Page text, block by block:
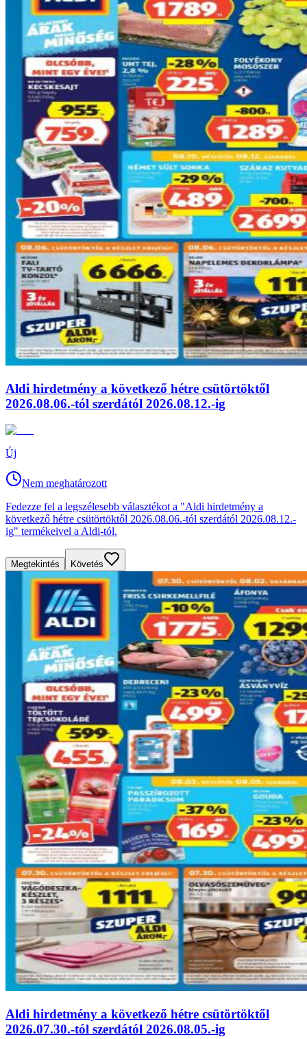
Aldi hirdetmény a következő hétre csütörtöktől
2026.08.06.-tól szerdától 2026.08.12.-ig
Új
Nem meghatározott
Fedezze fel a legszélesebb választékot a "Aldi hirdetmény a
következő hétre csütörtöktől 2026.08.06.-tól szerdától 2026.08.12.-
ig" termékeivel a Aldi-tól.
Megtekintés Követés
Aldi hirdetmény a következő hétre csütörtöktől
2026.07.30.-tól szerdától 2026.08.05.-ig